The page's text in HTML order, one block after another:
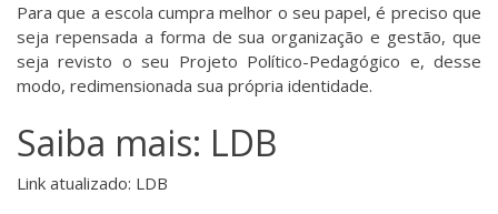
Para que a escola cumpra melhor o seu papel, é preciso que
seja repensada a forma de sua organização e gestão, que
seja revisto o seu Projeto Político-Pedagógico e, desse
modo, redimensionada sua própria identidade.
Saiba mais: LDB
Link atualizado: LDB